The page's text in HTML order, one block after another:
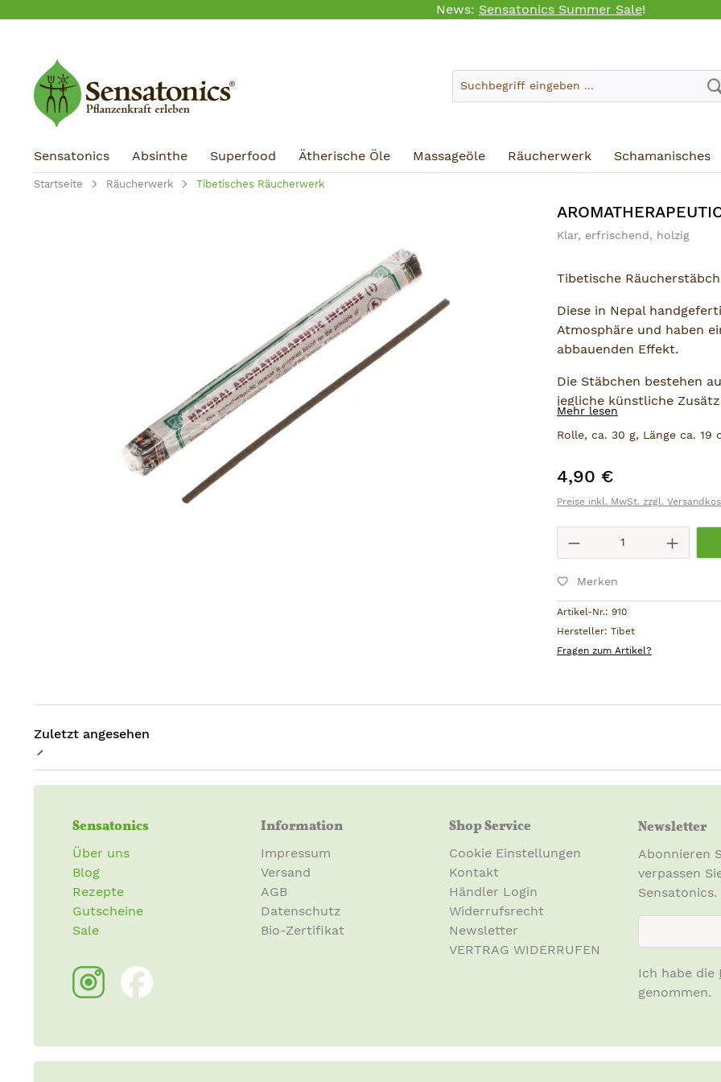
Hauptinhalt springen
Zur Suche springen
Zur Hauptnavigation springen
News: Sensatonics Summer Sale!
Sensatonics Absinthe Superfood Ätherische Öle Massageöle Räucherwerk Schamanisches
Startseite Räucherwerk Tibetisches Räucherwerk
Klar, erfrischend, holzig
Tibetische
Diese in Nepal
Atmosphäre und haben
abbauenden Effekt.
Die Stäbchen bestehen
jegliche künstliche
Mehr lesen
Rolle, ca. 30 g, Länge ca. 19
Regulärer Preis:
4,90 €
Preise inkl. MwSt. zzgl.
Produkt
Merken
Artikel-Nr.: 910
Hersteller: Tibet
Fragen zum Artikel?
Zuletzt angesehen
Sensatonics
Über uns
Blog
Rezepte
Gutscheine
Sale
Information
Impressum
Versand
AGB
Datenschutz
Bio-Zertifikat
Shop Service
Cookie Einstellungen
Kontakt
Händler Login
Widerrufsrecht
Newsletter
VERTRAG WIDERRUFEN
Newsletter
Abonnieren
verpassen
Sensatonics.
Ich habe die
genommen.